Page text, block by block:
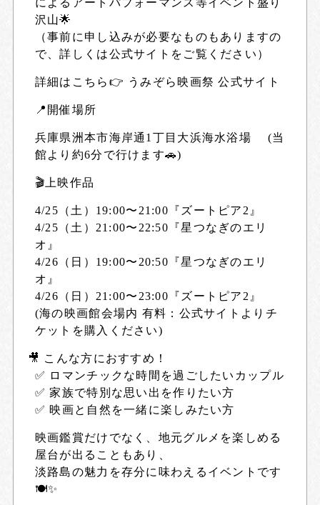
によるアートパフォーマンス等イベント盛り
沢山🌟
（事前に申し込みが必要なものもありますの
で、詳しくは公式サイトをご覧ください）
詳細はこちら👉 うみぞら映画祭 公式サイト
📍開催場所
兵庫県洲本市海岸通1丁目大浜海水浴場 (当
館より約6分で行けます🚗)
🎬上映作品
4/25（土）19:00〜21:00『ズートピア2』
4/25（土）21:00〜22:50『星つなぎのエリ
オ』
4/26（日）19:00〜20:50『星つなぎのエリ
オ』
4/26（日）21:00〜23:00『ズートピア2』
(海の映画館会場内 有料：公式サイトよりチ
ケットを購入ください)
🎥 こんな方におすすめ！
✅ ロマンチックな時間を過ごしたいカップル
✅家族で特別な思い出を作りたい方
✅ 映画と自然を一緒に楽しみたい方
映画鑑賞だけでなく、地元グルメを楽しめる
屋台が出ることもあり、
淡路島の魅力を存分に味わえるイベントです
🍽✨